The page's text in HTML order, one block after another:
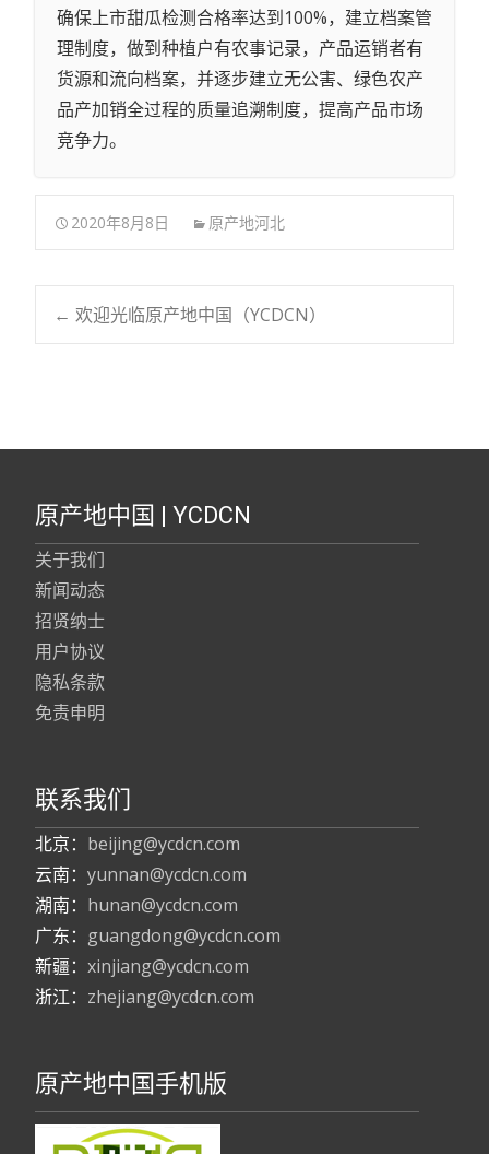
确保上市甜瓜检测合格率达到100%，建立档案管
理制度，做到种植户有农事记录，产品运销者有
货源和流向档案，并逐步建立无公害、绿色农产
品产加销全过程的质量追溯制度，提高产品市场
竞争力。
2020年8月8日 原产地河北
← 欢迎光临原产地中国（YCDCN）
原产地中国 | YCDCN
关于我们
新闻动态
招贤纳士
用户协议
隐私条款
免责申明
联系我们
北京： beijing@ycdcn.com
云南： yunnan@ycdcn.com
湖南： hunan@ycdcn.com
广东： guangdong@ycdcn.com
新疆： xinjiang@ycdcn.com
浙江： zhejiang@ycdcn.com
原产地中国手机版